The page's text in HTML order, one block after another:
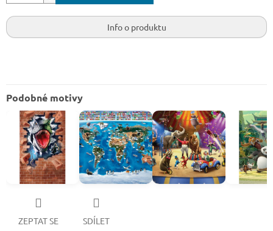
Info o produktu
Podobné motivy
ZEPTAT SE SDÍLET